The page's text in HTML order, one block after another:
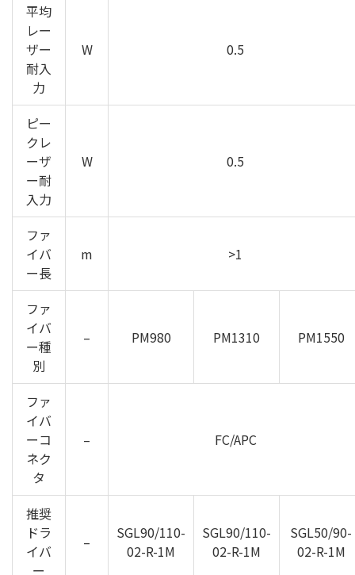
平均
レー
ザー
耐入
力
W 0.5
ピー
クレ
ーザ
ー耐
入力
W 0.5
ファ
イバ
ー長
m >1
ファ
イバ
ー種
別
– PM980 PM1310 PM1550
ファ
イバ
ーコ
ネク
タ
– FC/APC
推奨
ドラ
イバ
ー
–
SGL90/110-
02-R-1M
SGL90/110-
02-R-1M
SGL50/90-
02-R-1M